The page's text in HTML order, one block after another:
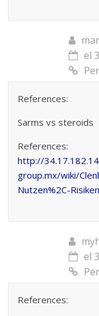
el
References:
Sarms vs steroids
References:
http://
group.mx/wiki/
Nutzen%2C-Risiken
el
References: